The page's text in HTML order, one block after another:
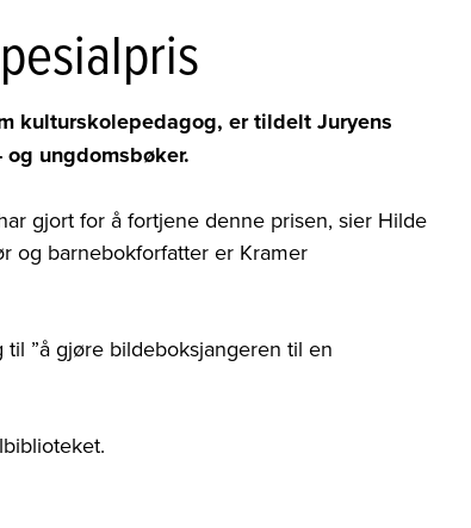
kulturskolepedagog, er tildelt Juryens
ungdomsbøker.
gjort for å fortjene denne prisen, sier Hilde
og barnebokforfatter er Kramer
”å gjøre bildeboksjangeren til en